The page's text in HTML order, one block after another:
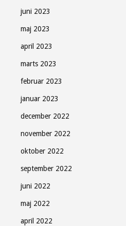
juni 2023
maj 2023
april 2023
marts 2023
februar 2023
januar 2023
december 2022
november 2022
oktober 2022
september 2022
juni 2022
maj 2022
april 2022